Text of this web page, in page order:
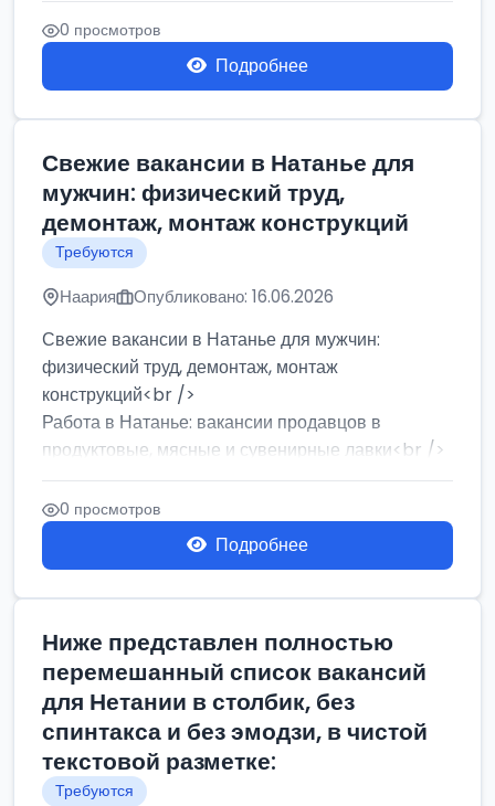
0 просмотров
Подробнее
Свежие вакансии в Натанье для
мужчин: физический труд,
демонтаж, монтаж конструкций
Требуются
Наария Опубликовано: 16.06.2026
Свежие вакансии в Натанье для мужчин:
физический труд, демонтаж, монтаж
конструкций<br />
Работа в Натанье: вакансии продавцов в
продуктовые, мясные и сувенирные лавки<br />
Разнорабочий на сборку м...
0 просмотров
Подробнее
Ниже представлен полностью
перемешанный список вакансий
для Нетании в столбик, без
спинтакса и без эмодзи, в чистой
текстовой разметке:
Требуются